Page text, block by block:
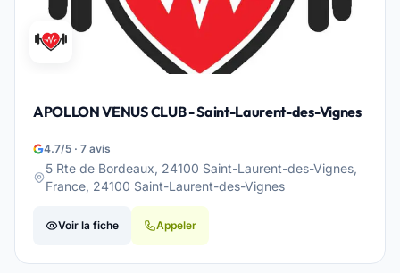
APOLLON VENUS CLUB - Saint-Laurent-des-Vignes
4.7/5 · 7 avis
5 Rte de Bordeaux, 24100 Saint-Laurent-des-Vignes,
France, 24100 Saint-Laurent-des-Vignes
Voir la fiche Appeler